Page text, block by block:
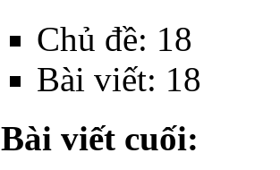
Chủ đề: 18
Bài viết: 18
Bài viết cuối: